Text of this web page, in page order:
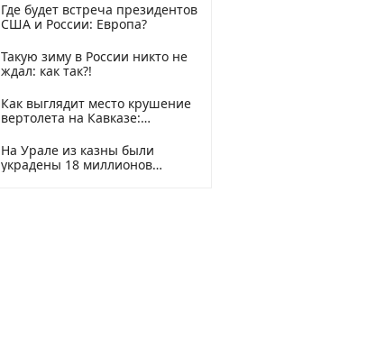
Где будет встреча президентов
США и России: Европа?
Такую зиму в России никто не
ждал: как так?!
Как выглядит место крушение
вертолета на Кавказе:
На Урале из казны были
украдены 18 миллионов